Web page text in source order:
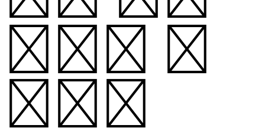
알아낼 수
있다.